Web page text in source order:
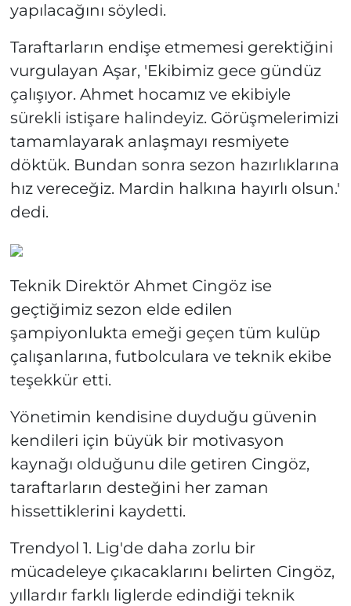
yapılacağını söyledi.
Taraftarların endişe etmemesi gerektiğini
vurgulayan Aşar, 'Ekibimiz gece gündüz
çalışıyor. Ahmet hocamız ve ekibiyle
sürekli istişare halindeyiz. Görüşmelerimizi
tamamlayarak anlaşmayı resmiyete
döktük. Bundan sonra sezon hazırlıklarına
hız vereceğiz. Mardin halkına hayırlı olsun.'
dedi.
Teknik Direktör Ahmet Cingöz ise
geçtiğimiz sezon elde edilen
şampiyonlukta emeği geçen tüm kulüp
çalışanlarına, futbolculara ve teknik ekibe
teşekkür etti.
Yönetimin kendisine duyduğu güvenin
kendileri için büyük bir motivasyon
kaynağı olduğunu dile getiren Cingöz,
taraftarların desteğini her zaman
hissettiklerini kaydetti.
Trendyol 1. Lig'de daha zorlu bir
mücadeleye çıkacaklarını belirten Cingöz,
yıllardır farklı liglerde edindiği teknik